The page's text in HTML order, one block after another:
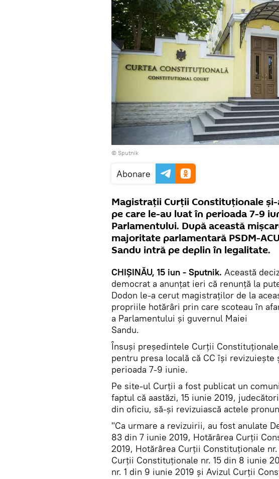
© Sputnik
Abonare
Magistrații Curții Constituționale
pe care le-au luat în perioada 7-9
Parlamentului. După această
majoritate parlamentară PSDM-
Sandu intră pe deplin în legalitate.
CHIȘINĂU, 15 iun - Sputnik. Această
democrat a anunțat ieri că renunță la
Dodon le-a cerut magistraților de la
propriile hotărâri prin care scoteau în
a Parlamentului și guvernul Maiei
Sandu.
Însuși președintele Curții
pentru presa locală că CC își
perioada 7-9 iunie.
Pe site-ul Curții a fost publicat un
faptul că aastăzi, 15 iunie 2019,
din oficiu, să-și revizuiască actele
"Ca urmare a revizuirii, au fost anulate
83 din 7 iunie 2019, Hotărârea Curții
2019, Hotărârea Curții Constituționale
Curții Constituționale nr. 15 din 8 iunie
nr. 1 din 9 iunie 2019 și Avizul Curții